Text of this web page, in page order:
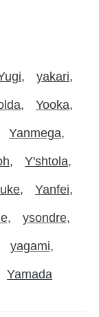
yakari
Yooka
Yanmega
Y'shtola
Yanfei
ysondre
yagami
Yamada